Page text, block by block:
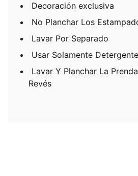
Decoración exclusiva
No Planchar Los
Lavar Por Separado
Usar Solamente
Lavar Y Planchar La
Revés